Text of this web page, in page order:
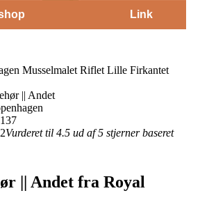
Link
Musselmalet Riflet Lille Firkantet
|| Andet
Vurderet til 4.5 ud af 5 stjerner baseret
|| Andet fra Royal